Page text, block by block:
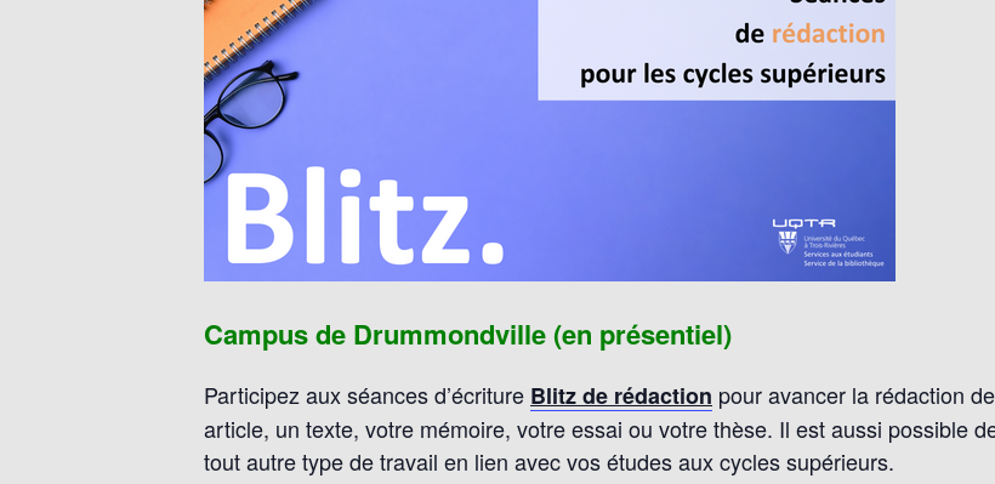
Campus de Drummondville (en présentiel)
Participez aux séances d’écriture Blitz de rédaction pour avancer la rédaction
article, un texte, votre mémoire, votre essai ou votre thèse. Il est aussi possible
tout autre type de travail en lien avec vos études aux cycles supérieurs.